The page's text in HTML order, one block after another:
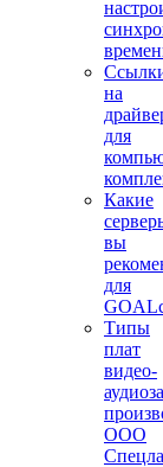
на
для
Какие
вы
для
Типы
плат
видео-
ООО